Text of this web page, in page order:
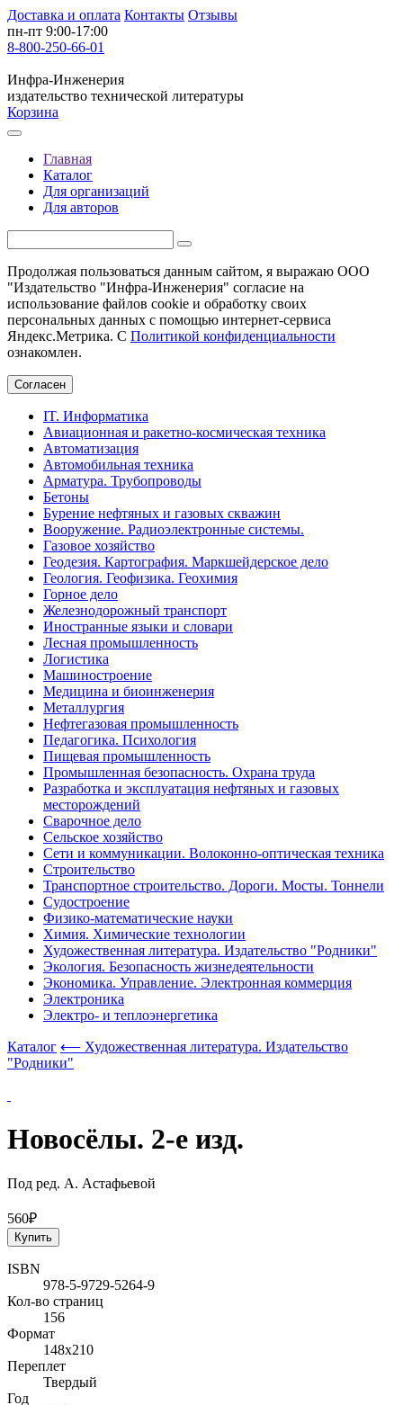
Доставка и оплата Контакты Отзывы
пн-пт 9:00-17:00
8-800-250-66-01
Инфра-Инженерия
издательство технической литературы
Корзина
Главная
Каталог
Для организаций
Для авторов
Продолжая пользоваться данным сайтом, я выражаю ООО
"Издательство "Инфра-Инженерия" согласие на
использование файлов cookie и обработку своих
персональных данных с помощью интернет-сервиса
Яндекс.Метрика. С Политикой конфиденциальности
ознакомлен.
Согласен
IT. Информатика
Авиационная и ракетно-космическая техника
Автоматизация
Автомобильная техника
Арматура. Трубопроводы
Бетоны
Бурение нефтяных и газовых скважин
Вооружение. Радиоэлектронные системы.
Газовое хозяйство
Геодезия. Картография. Маркшейдерское дело
Геология. Геофизика. Геохимия
Горное дело
Железнодорожный транспорт
Иностранные языки и словари
Лесная промышленность
Логистика
Машиностроение
Медицина и биоинженерия
Металлургия
Нефтегазовая промышленность
Педагогика. Психология
Пищевая промышленность
Промышленная безопасность. Охрана труда
Разработка и эксплуатация нефтяных и газовых
месторождений
Сварочное дело
Сельское хозяйство
Сети и коммуникации. Волоконно-оптическая техника
Строительство
Транспортное строительство. Дороги. Мосты. Тоннели
Судостроение
Физико-математические науки
Химия. Химические технологии
Художественная литература. Издательство "Родники"
Экология. Безопасность жизнедеятельности
Экономика. Управление. Электронная коммерция
Электроника
Электро- и теплоэнергетика
Каталог ⟵ Художественная литература. Издательство
"Родники"
Новосёлы. 2-е изд.
Под ред. А. Астафьевой
560₽
Купить
ISBN
978-5-9729-5264-9
Кол-во страниц
156
Формат
148х210
Переплет
Твердый
Год